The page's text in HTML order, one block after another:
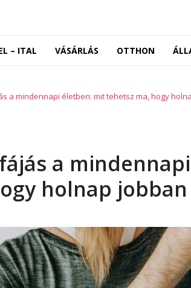
– ITAL VÁSÁRLÁS OTTHON
a mindennapi életben: mit tehetsz ma, hogy
a
holnap